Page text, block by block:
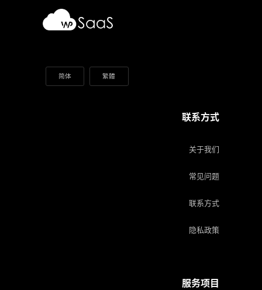
简体 繁體
联系方式
关于我们
常见问题
联系方式
隐私政策
服务项目